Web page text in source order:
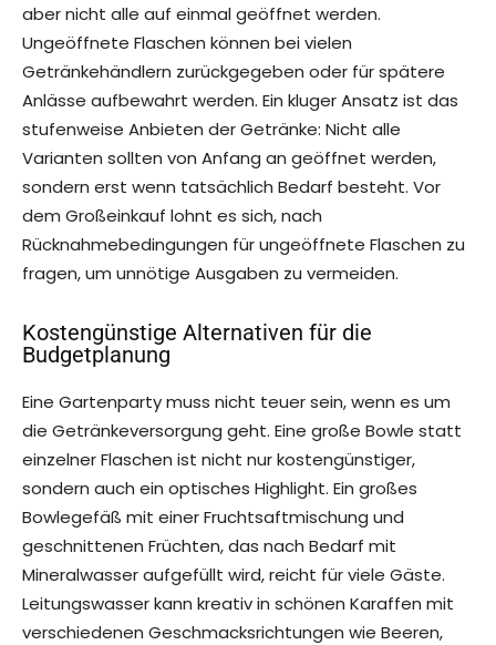
aber nicht alle auf einmal geöffnet werden.
Ungeöffnete Flaschen können bei vielen
Getränkehändlern zurückgegeben oder für spätere
Anlässe aufbewahrt werden. Ein kluger Ansatz ist das
stufenweise Anbieten der Getränke: Nicht alle
Varianten sollten von Anfang an geöffnet werden,
sondern erst wenn tatsächlich Bedarf besteht. Vor
dem Großeinkauf lohnt es sich, nach
Rücknahmebedingungen für ungeöffnete Flaschen zu
fragen, um unnötige Ausgaben zu vermeiden.
Kostengünstige Alternativen für die
Budgetplanung
Eine Gartenparty muss nicht teuer sein, wenn es um
die Getränkeversorgung geht. Eine große Bowle statt
einzelner Flaschen ist nicht nur kostengünstiger,
sondern auch ein optisches Highlight. Ein großes
Bowlegefäß mit einer Fruchtsaftmischung und
geschnittenen Früchten, das nach Bedarf mit
Mineralwasser aufgefüllt wird, reicht für viele Gäste.
Leitungswasser kann kreativ in schönen Karaffen mit
verschiedenen Geschmacksrichtungen wie Beeren,